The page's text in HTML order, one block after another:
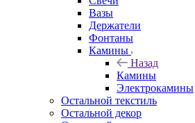
Вазы
Держатели
Фонтаны
Камины
Назад
Камины
Электрокамины
Остальной текстиль
Остальной декор